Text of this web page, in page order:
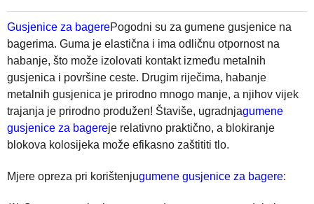
Gusjenice za bagerePogodni su za gumene gusjenice na
bagerima. Guma je elastična i ima odličnu otpornost na
habanje, što može izolovati kontakt između metalnih
gusjenica i površine ceste. Drugim riječima, habanje
metalnih gusjenica je prirodno mnogo manje, a njihov vijek
trajanja je prirodno produžen! Štaviše, ugradnjagumene
gusjenice za bagereje relativno praktično, a blokiranje
blokova kolosijeka može efikasno zaštititi tlo.
Mjere opreza pri korištenjugumene gusjenice za bagere: